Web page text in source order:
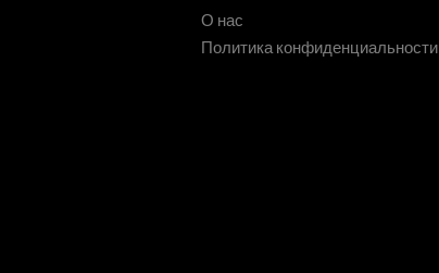
О нас
Политика конфиденциальности